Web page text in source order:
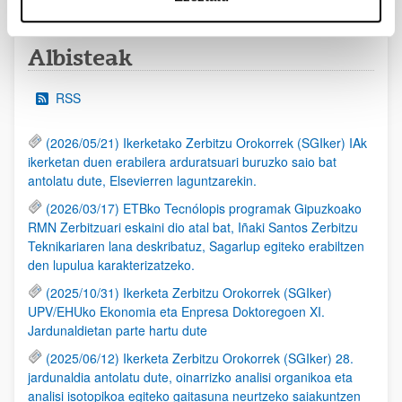
Albisteak
RSS
(2026/05/21) Ikerketako Zerbitzu Orokorrek (SGIker) IAk
ikerketan duen erabilera arduratsuari buruzko saio bat
antolatu dute, Elsevierren laguntzarekin.
(2026/03/17) ETBko Tecnólopis programak Gipuzkoako
RMN Zerbitzuari eskaini dio atal bat, Iñaki Santos Zerbitzu
Teknikariaren lana deskribatuz, Sagarlup egiteko erabiltzen
den lupulua karakterizatzeko.
(2025/10/31) Ikerketa Zerbitzu Orokorrek (SGIker)
UPV/EHUko Ekonomia eta Enpresa Doktoregoen XI.
Jardunaldietan parte hartu dute
(2025/06/12) Ikerketa Zerbitzu Orokorrek (SGIker) 28.
jardunaldia antolatu dute, oinarrizko analisi organikoa eta
analisi isotopikoa egiteko gaitasuna neurtzeko saiakuntzen